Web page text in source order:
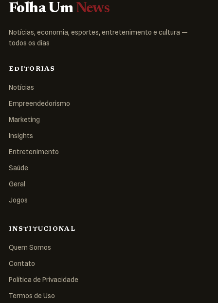
Folha Um News
Notícias, economia, esportes, entretenimento e cultura —
todos os dias
EDITORIAS
Notícias
Empreendedorismo
Marketing
Insights
Entretenimento
Saúde
Geral
Jogos
INSTITUCIONAL
Quem Somos
Contato
Política de Privacidade
Termos de Uso